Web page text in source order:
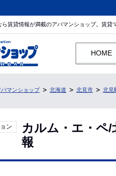
賃貸情報が満載のアパマンショップ。賃貸
HOME
マンショップ 北海道 北見市 北見
ン
カルム・エ・ペ/
報